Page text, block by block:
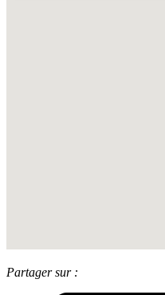
Partager sur :